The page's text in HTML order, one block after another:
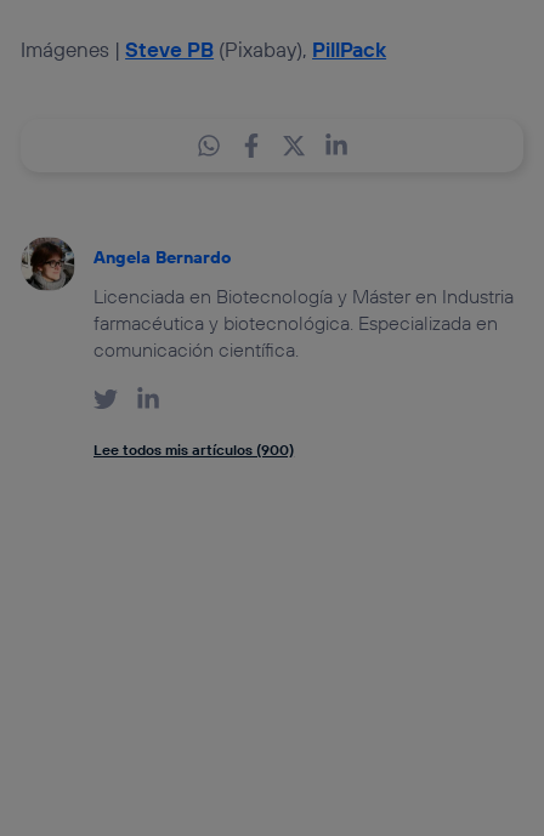
Imágenes |Steve PB (Pixabay), PillPack
Angela Bernardo
Licenciada en Biotecnología y Máster en Industria
farmacéutica y biotecnológica. Especializada en
comunicación científica.
Lee todos mis artículos (900)